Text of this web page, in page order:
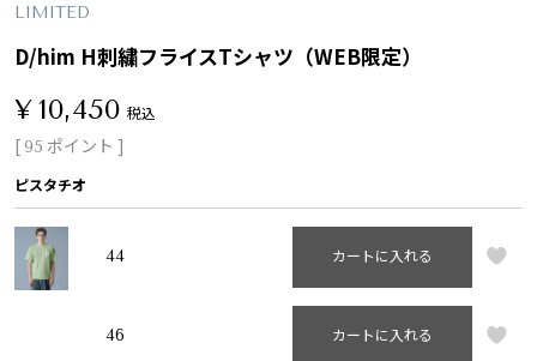
LIMITED
D/him H刺繍フライスTシャツ（WEB限定）
¥10,450 税込
[95 ポイント ]
ピスタチオ
44 カートに入れる
46 カートに入れる